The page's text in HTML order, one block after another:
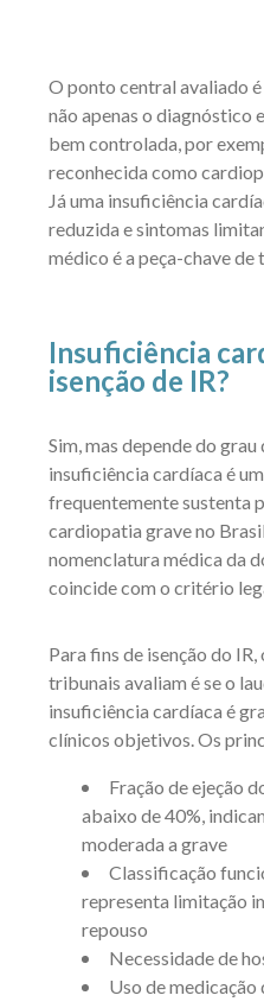
O ponto central avaliado
não apenas o diagnóstico
bem controlada, por
reconhecida como
Já uma insuficiência
reduzida e sintomas
médico é a peça-chave de
Insuficiência
isenção de IR?
Sim, mas depende do
insuficiência cardíaca é
frequentemente sustenta
cardiopatia grave no
nomenclatura médica da
coincide com o critério
Para fins de isenção do
tribunais avaliam é se o
insuficiência cardíaca é
clínicos objetivos. Os
Fração de ejeção
abaixo de 40%,
moderada a grave
Classificação
representa limitação
repouso
Necessidade de
Uso de medicação